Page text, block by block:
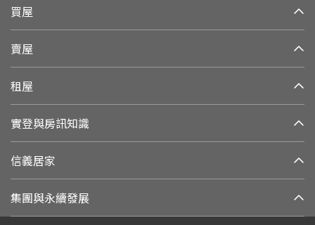
買屋
賣屋
租屋
實登與房訊知識
信義居家
集團與永續發展